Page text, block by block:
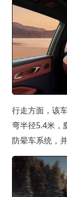
行走方面，该
弯半径5.4米，
防晕车系统，